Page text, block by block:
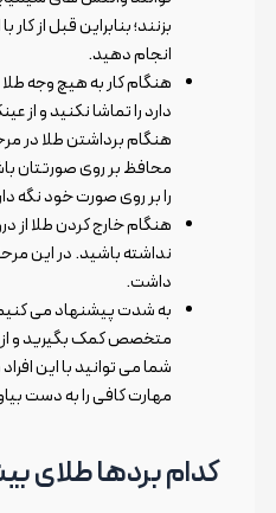
بزنند؛ بنابراین قبل از
انجام دهید.
هنگام کار به هیچ وجه
دارد را تماشا نکنید و
هنگام برداشتن طلا در
محافظ بر روی صورتتان
را بر روی صورت خود نگه
هنگام خارج کردن طلا از
نداشته باشید. در این
داشت.
به شدت پیشنهاد می کنیم
متخصص کمک بگیرید و از
شما می توانید با این
مهارت کافی را به دست
کدام برد‌ها طلای